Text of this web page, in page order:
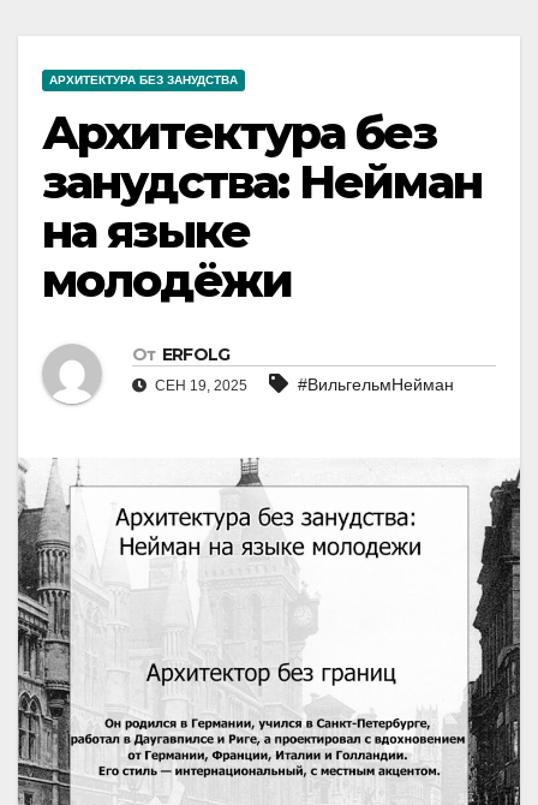
АРХИТЕКТУРА БЕЗ ЗАНУДСТВА
Архитектура без
занудства: Нейман
на языке
молодёжи
От ERFOLG
СЕН 19, 2025 #ВильгельмНейман